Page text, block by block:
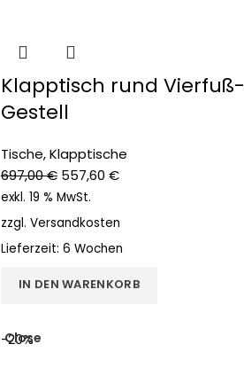
Klapptisch rund Vierfuß-
Gestell
Tische,Klapptische
697,00€ 557,60 €
exkl. 19 % MwSt.
zzgl. Versandkosten
Lieferzeit: 6 Wochen
IN DEN WARENKORB
-20%
Close